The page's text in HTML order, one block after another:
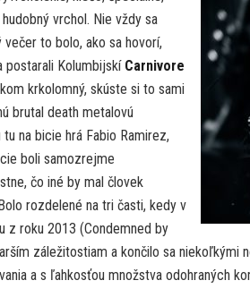
vrchol. Nie vždy sa
to bolo, ako sa hovorí,
postarali Kolumbijskí Carnivore
krkolomný, skúste si to sami
brutal death metalovú
na bicie hrá Fabio Ramirez,
boli samozrejme
čo iné by mal človek
rozdelené na tri časti, kedy v
z roku 2013 (Condemned by
záležitostiam a končilo sa niekoľkými
a s ľahkosťou množstva odohraných